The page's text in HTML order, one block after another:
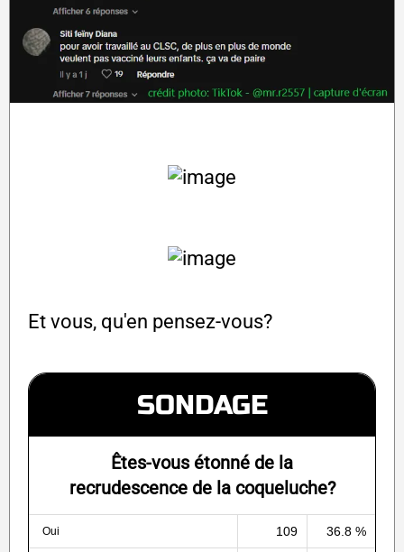
Et vous, qu'en pensez-vous?
SONDAGE
Êtes-vous étonné de la
recrudescence de la coqueluche?
Oui 109 36.8 %